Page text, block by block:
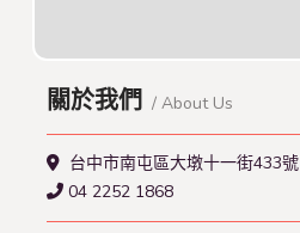
關於我們 / About Us
台中市南屯區大墩十一街433號
04 2252 1868